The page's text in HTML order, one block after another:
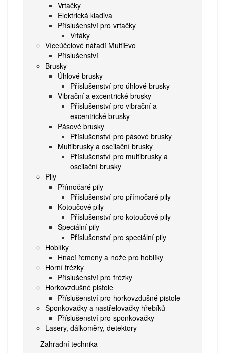
Vrtačky
Elektrická kladiva
Příslušenství pro vrtačky
Vrtáky
Víceúčelové nářadí MultiEvo
Příslušenství
Brusky
Úhlové brusky
Příslušenství pro úhlové brusky
Vibrační a excentrické brusky
Příslušenství pro vibrační a
excentrické brusky
Pásové brusky
Příslušenství pro pásové brusky
Multibrusky a oscilační brusky
Příslušenství pro multibrusky a
oscilační brusky
Pily
Přímočaré pily
Příslušenství pro přímočaré pily
Kotoučové pily
Příslušenství pro kotoučové pily
Speciální pily
Příslušenství pro speciální pily
Hoblíky
Hnací řemeny a nože pro hoblíky
Horní frézky
Příslušenství pro frézky
Horkovzdušné pistole
Příslušenství pro horkovzdušné pistole
Sponkovačky a nastřelovačky hřebíků
Příslušenství pro sponkovačky
Lasery, dálkoměry, detektory
Zahradní technika